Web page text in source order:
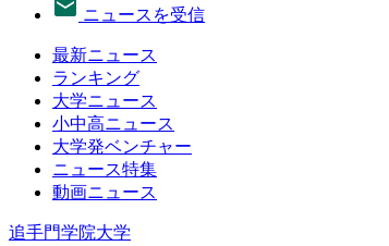
ニュースを受信
最新ニュース
ランキング
大学ニュース
小中高ニュース
大学発ベンチャー
ニュース特集
動画ニュース
追手門学院大学